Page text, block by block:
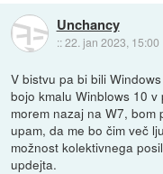
Unchancy
::22. jan 2023, 15:00
V bistvu pa bi bili
bojo kmalu Winblows 10
morem nazaj na W7, bom
upam, da me bo čim več
možnost kolektivnega
updejta.